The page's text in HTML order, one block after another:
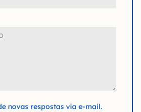
novas respostas via e-mail.